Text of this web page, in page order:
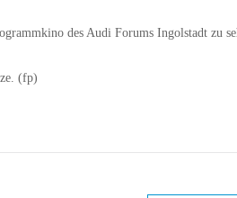
des Audi Forums Ingolstadt zu
(fp)